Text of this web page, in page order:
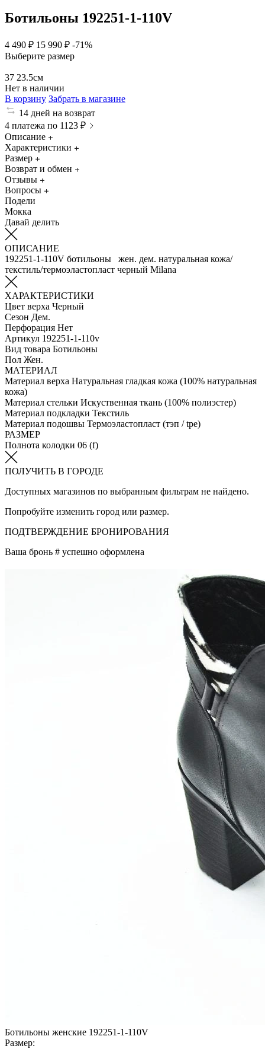
Ботильоны 192251-1-110V
4 490 ₽ 15 990 ₽ -71%
Выберите размер
37 23.5см
Нет в наличии
В корзину Забрать в магазине
14 дней на возврат
4 платежа по 1123 ₽
Описание
Характеристики
Размер
Возврат и обмен
Отзывы
Вопросы
Подели
Мокка
Давай делить
ОПИСАНИЕ
192251-1-110V ботильоны жен. дем. натуральная кожа/
текстиль/термоэластопласт черный Milana
ХАРАКТЕРИСТИКИ
Цвет верха Черный
Сезон Дем.
Перфорация Нет
Артикул 192251-1-110v
Вид товара Ботильоны
Пол Жен.
МАТЕРИАЛ
Материал верха Натуральная гладкая кожа (100% натуральная
кожа)
Материал стельки Искуственная ткань (100% полиэстер)
Материал подкладки Текстиль
Материал подошвы Термоэластопласт (тэп / tpe)
РАЗМЕР
Полнота колодки 06 (f)
ПОЛУЧИТЬ В ГОРОДЕ
Доступных магазинов по выбранным фильтрам не найдено.
Попробуйте изменить город или размер.
ПОДТВЕРЖДЕНИЕ БРОНИРОВАНИЯ
Ваша бронь # успешно оформлена
Ботильоны женские 192251-1-110V
Размер: